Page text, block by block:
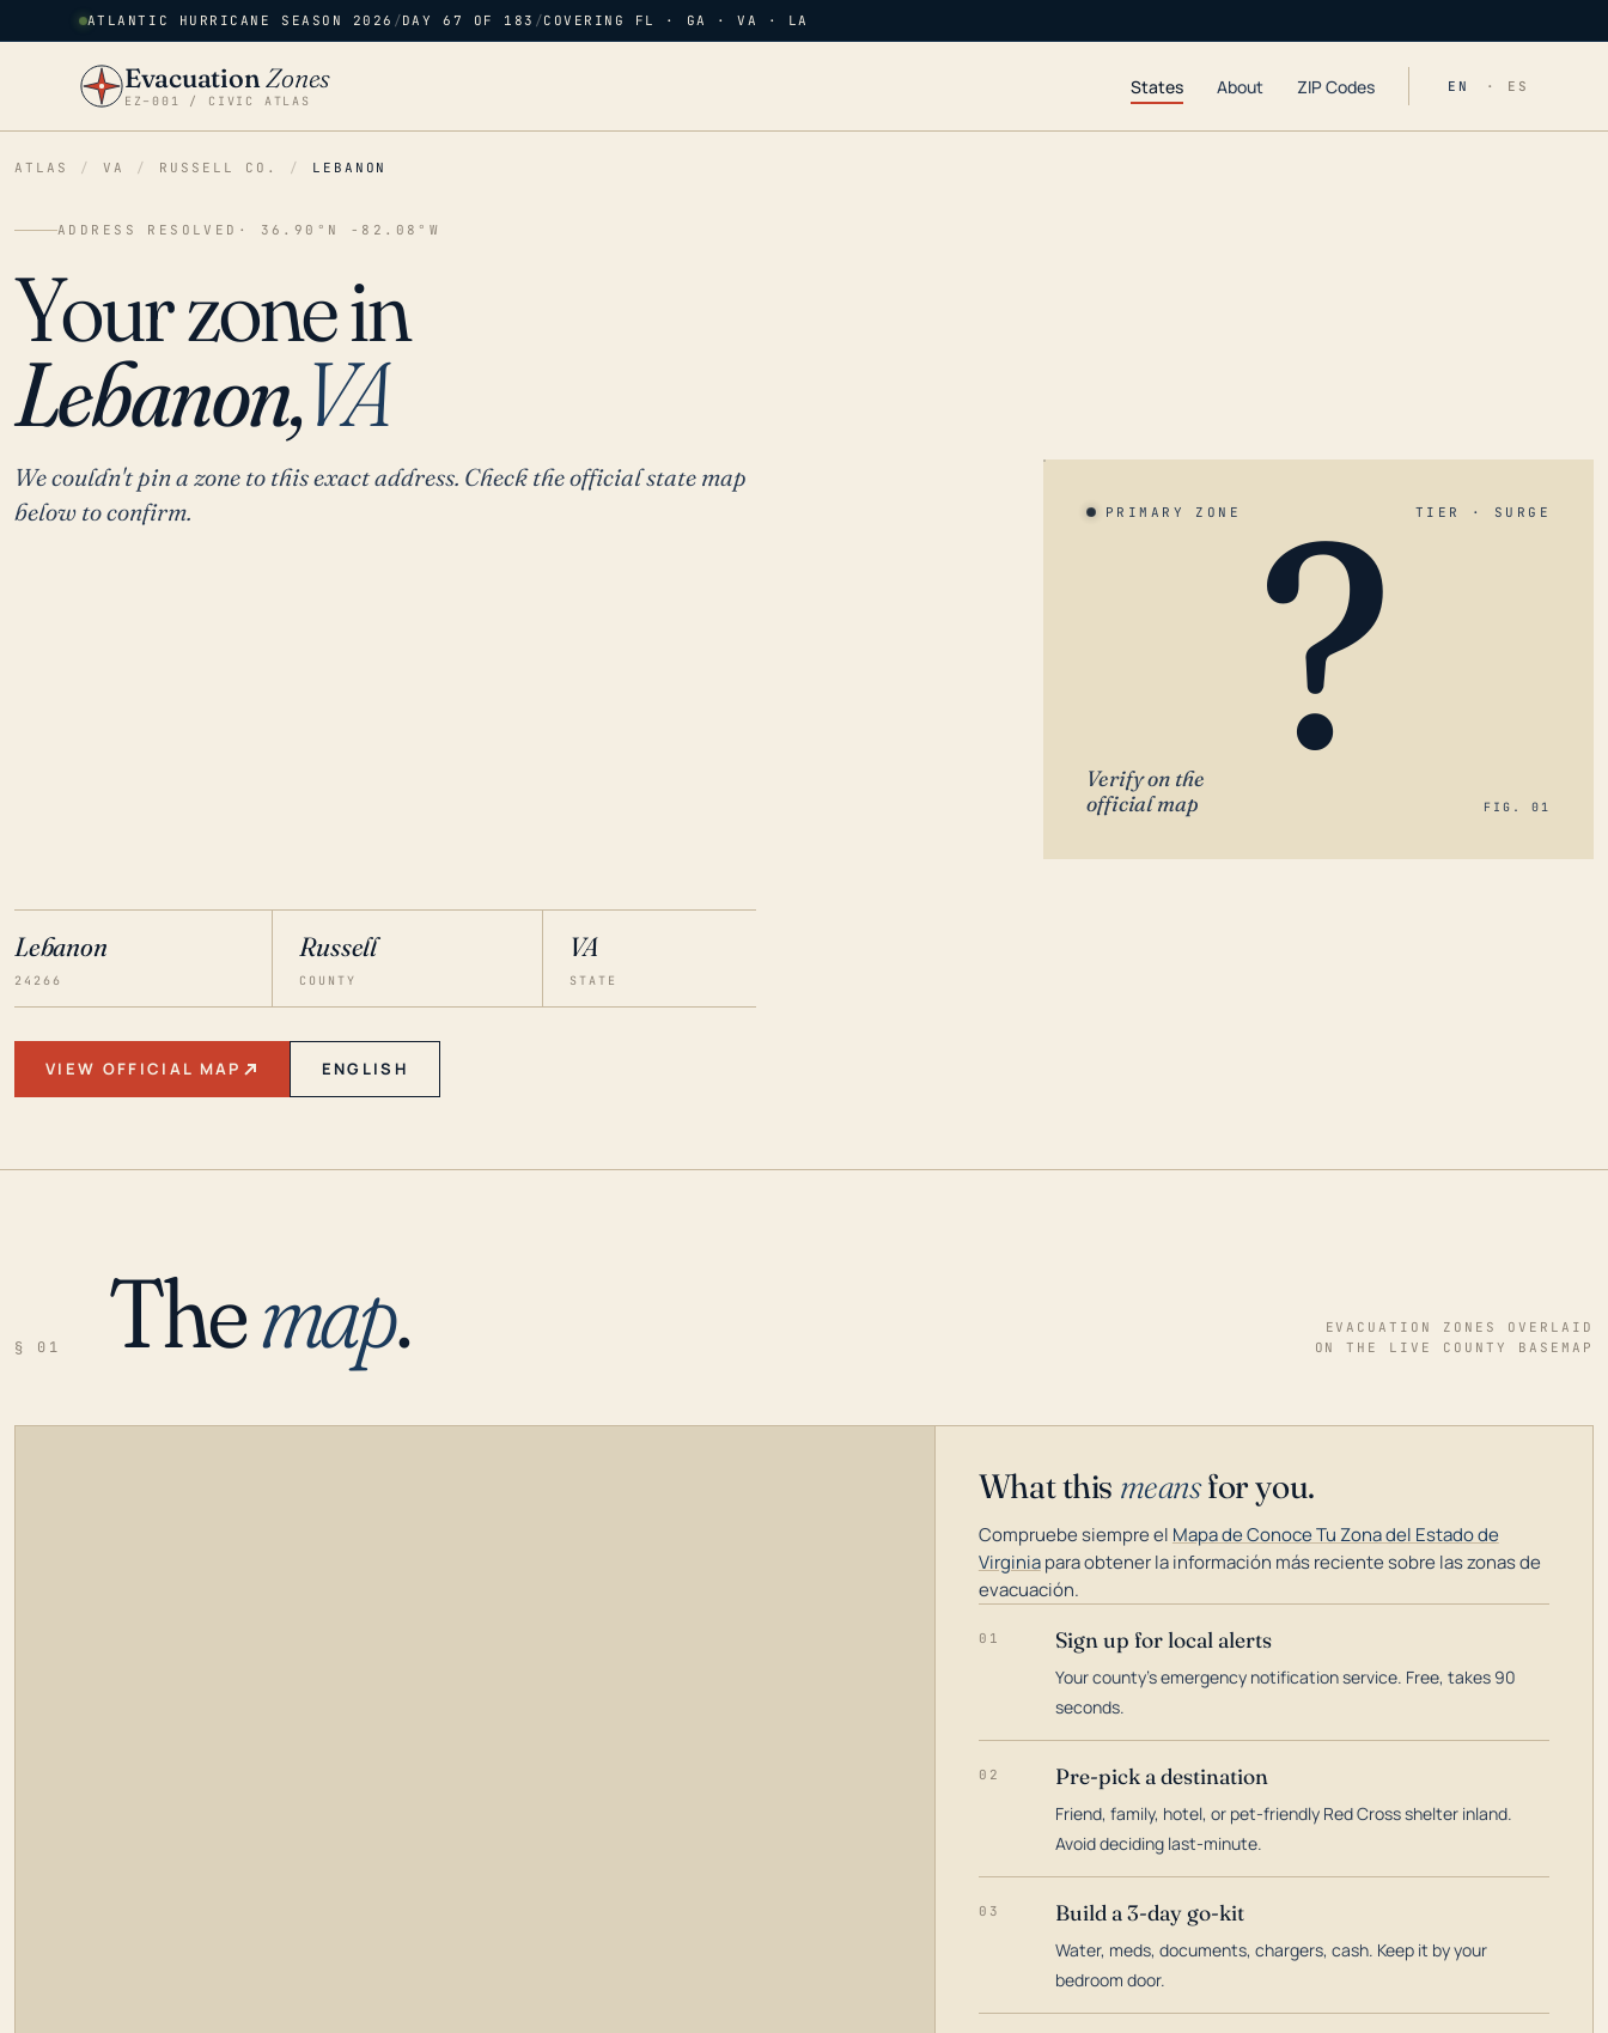
ATLANTIC HURRICANE SEASON 2026 /DAY 67 OF 183 /COVERING FL · GA · VA · LA
EvacuationZones
EZ–001 / CIVIC ATLAS
States About ZIP Codes EN · ES
ATLAS / VA / RUSSELL CO. / LEBANON
ADDRESS RESOLVED · 36.90°N -82.08°W
Your zone in
Lebanon,VA
We couldn't pin a zone to this exact address. Check the official state map
below to confirm.
Lebanon
24266
Russell
COUNTY
VA
STATE
VIEW OFFICIAL MAP ENGLISH
PRIMARY ZONE TIER · SURGE
?
Verify on the
official map
FIG. 01
§ 01 Themap.
EVACUATION ZONES OVERLAID
ON THE LIVE COUNTY BASEMAP
What this meansfor you.
Compruebe siempre el Mapa de Conoce Tu Zona del Estado de
Virginiapara obtener la información más reciente sobre las zonas de
evacuación.
01 Sign up for local alerts
Your county's emergency notification service. Free, takes 90
seconds.
02 Pre-pick a destination
Friend, family, hotel, or pet-friendly Red Cross shelter inland.
Avoid deciding last-minute.
03 Build a 3-day go-kit
Water, meds, documents, chargers, cash. Keep it by your
bedroom door.